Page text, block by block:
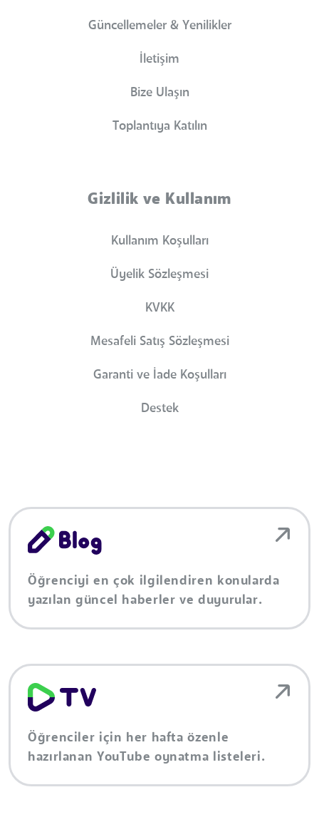
Güncellemeler & Yenilikler
İletişim
Bize Ulaşın
Toplantıya Katılın
Gizlilik ve Kullanım
Kullanım Koşulları
Üyelik Sözleşmesi
KVKK
Mesafeli Satış Sözleşmesi
Garanti ve İade Koşulları
Destek
Öğrenciyi en çok ilgilendiren konularda
yazılan güncel haberler ve duyurular.
Öğrenciler için her hafta özenle
hazırlanan YouTube oynatma listeleri.